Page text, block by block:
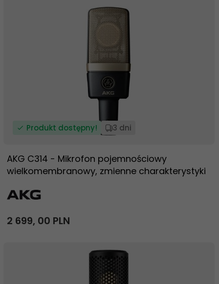
Produkt dostępny! 3 dni
AKG C314 - Mikrofon pojemnościowy
wielkomembranowy, zmienne charakterystyki
2 699, 00 PLN